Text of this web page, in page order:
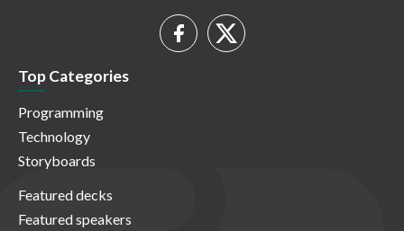
Top Categories
Programming
Technology
Storyboards
Featured decks
Featured speakers